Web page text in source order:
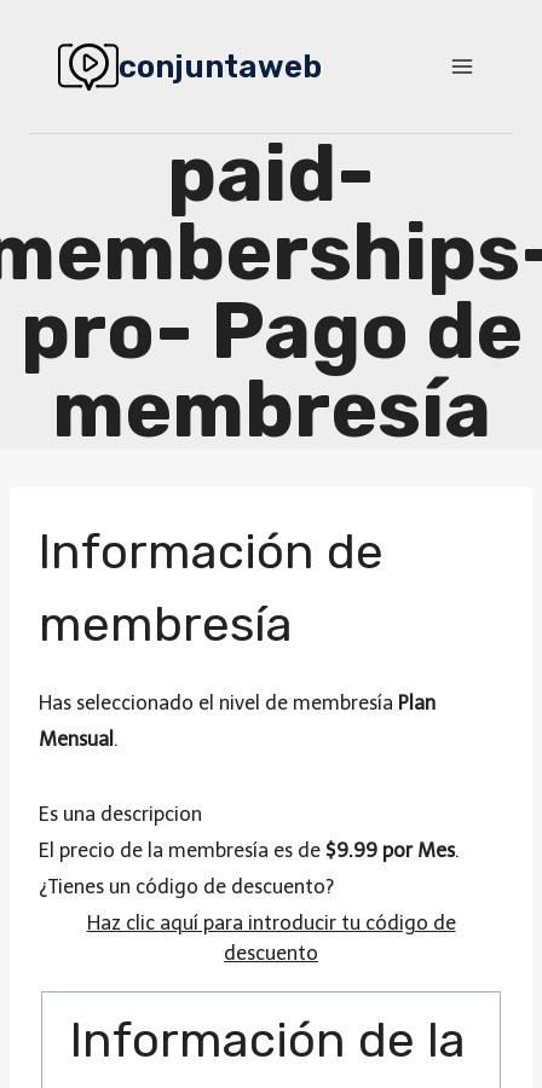
contenido
conjuntaweb
paid-
pro- Pago de
membresía
Información de
membresía
Has seleccionado el nivel de membresía Plan
Mensual .
Es una descripcion
El precio de la membresía es de $9.99 por Mes.
¿Tienes un código de descuento?
Haz clic aquí para introducir tu código de
descuento
Información de la